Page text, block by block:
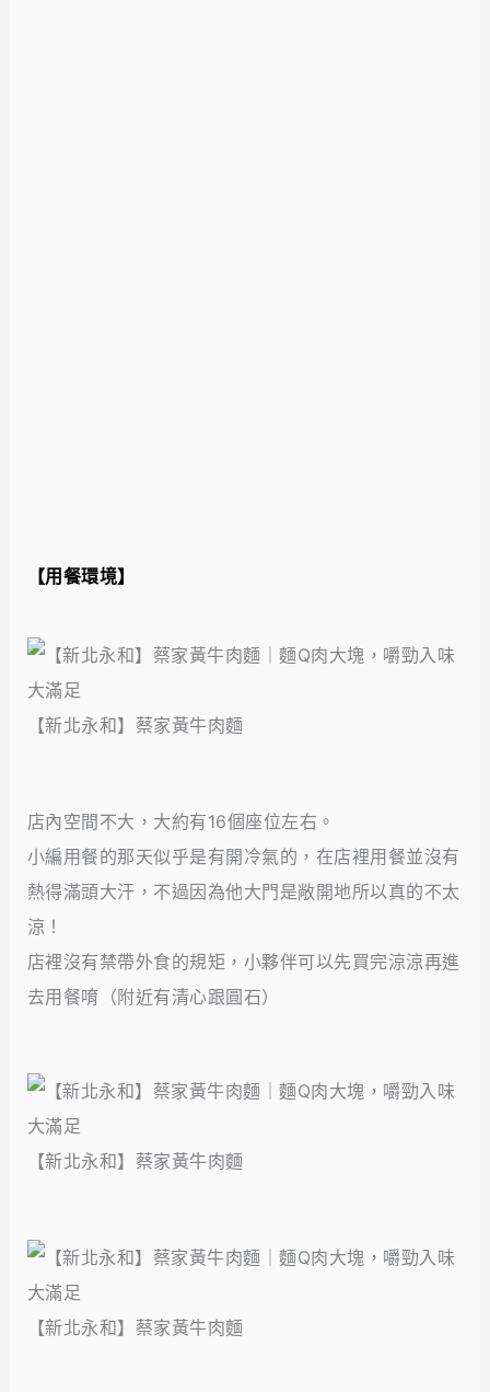
【用餐環境】
【新北永和】蔡家黃牛肉麵
店內空間不大，大約有16個座位左右。
小編用餐的那天似乎是有開冷氣的，在店裡用餐並沒有
熱得滿頭大汗，不過因為他大門是敞開地所以真的不太
涼！
店裡沒有禁帶外食的規矩，小夥伴可以先買完涼涼再進
去用餐唷（附近有清心跟圓石）
【新北永和】蔡家黃牛肉麵
【新北永和】蔡家黃牛肉麵